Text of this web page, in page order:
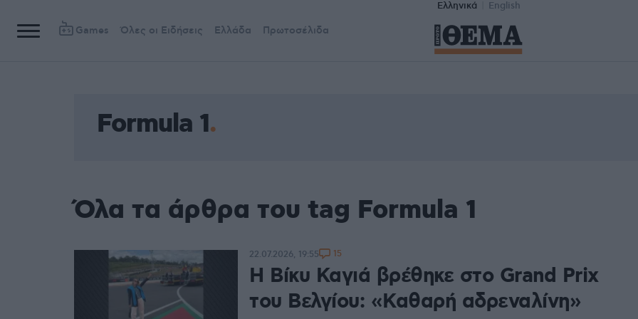
Ελληνικά English
Games Όλες οι Ειδήσεις Ελλάδα Πρωτοσέλιδα
Formula 1
Όλα τα άρθρα του tag Formula 1
Η Βίκυ Καγιά βρέθηκε στο Grand Prix
του Βελγίου: «Καθαρή αδρεναλίνη»
22.07.2026, 19:55 15